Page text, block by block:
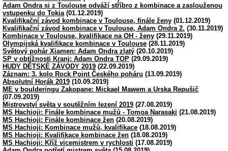
Adam Ondra si z Toulouse odváží stříbro z kombinace a zaslouženou
vstupenku do Tokia (01.12.2019)
Kvalifikační závod kombinace v Toulouse, finále ženy (01.12.2019)
Kvalifikační závod kombinace v Toulouse, Adam Ondra 2. (30.11.2019)
Kombinace v Toulouse, kvalifikace na OH - ženy (29.11.2019)
Olympijská kvalifikace kombinace v Toulouse (28.11.2019)
Světový pohár Xiamen: Adam Ondra zlatý (20.10.2019)
SP v obtížnosti Kranj: Adam Ondra TOP (29.09.2019)
HUDY DĚTSKÉ ZÁVODY 2019 (22.09.2019)
Záznam: 3. kolo Rock Point Českého poháru (13.09.2019)
Absolutní Horák 2019 (10.09.2019)
ME v boulderingu Zakopane: Mickael Mawem a Urska Repušič
(07.09.2019)
Mistrovství světa v soutěžním lezení 2019 (27.08.2019)
MS Hachioji: Finále kombinace mužů - Tomoa Narasaki (21.08.2019)
MS Hachioji: Finále kombinace žen (20.08.2019)
MS Hachioji: Kombinace mužů, kvalifikace (18.08.2019)
MS Hachioji: Kvalifikace kombinace žen (18.08.2019)
MS Hachioji: Kříž vicemistrem v rychlosti (17.08.2019)